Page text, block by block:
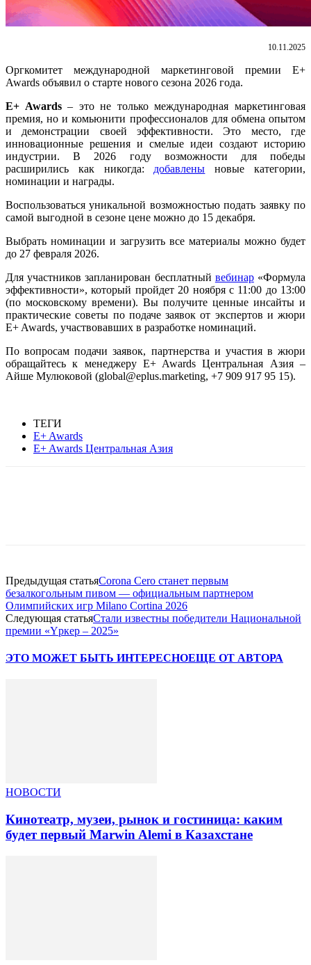
10.11.2025
Оргкомитет международной маркетинговой премии E+
Awards объявил о старте нового сезона 2026 года.
E+ Awards– это не только международная маркетинговая
премия, но и комьюнити профессионалов для обмена опытом
и демонстрации своей эффективности. Это место, где
инновационные решения и смелые идеи создают историю
индустрии. В 2026 году возможности для победы
расширились как никогда: добавлены новые категории,
номинации и награды.
Воспользоваться уникальной возможностью подать заявку по
самой выгодной в сезоне цене можно до 15 декабря.
Выбрать номинации и загрузить все материалы можно будет
до 27 февраля 2026.
Для участников запланирован бесплатный вебинар«Формула
эффективности», который пройдет 20 ноября с 11:00 до 13:00
(по московскому времени). Вы получите ценные инсайты и
практические советы по подаче заявок от экспертов и жюри
E+ Awards, участвовавших в разработке номинаций.
По вопросам подачи заявок, партнерства и участия в жюри
обращайтесь к менеджеру E+ Awards Центральная Азия –
Айше Мулюковой (global@eplus.marketing, +7 909 917 95 15).
ТЕГИ
E+ Awards
E+ Awards Центральная Азия
Предыдущая статьяCorona Cero станет первым
безалкогольным пивом — официальным партнером
Олимпийских игр Milano Cortina 2026
Следующая статьяСтали известны победители Национальной
премии «Үркер – 2025»
ЭТО МОЖЕТ БЫТЬ ИНТЕРЕСНОЕЩЕ ОТ АВТОРА
НОВОСТИ
Кинотеатр, музеи, рынок и гостиница: каким
будет первый Marwin Alemi в Казахстане